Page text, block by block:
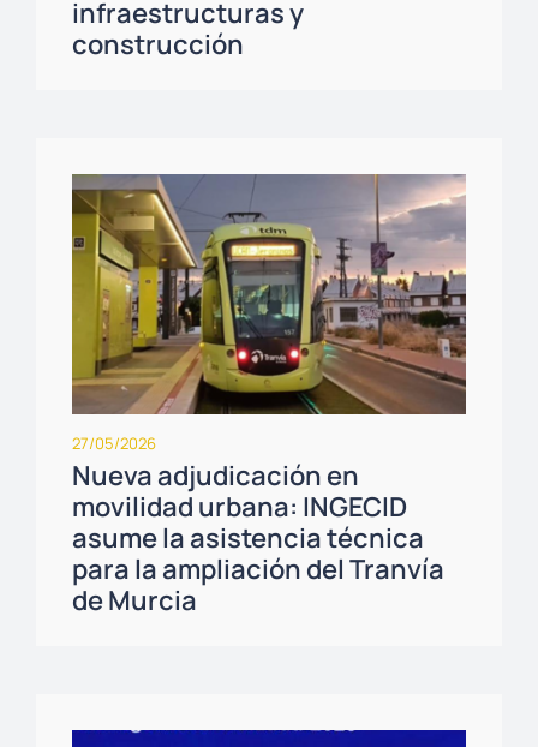
infraestructuras y
construcción
27/05/2026
Nueva adjudicación en
movilidad urbana: INGECID
asume la asistencia técnica
para la ampliación del Tranvía
de Murcia